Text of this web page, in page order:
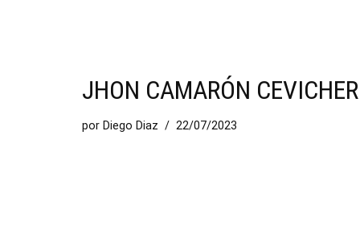
JHON CAMARÓN
por Diego Diaz 22/07/2023